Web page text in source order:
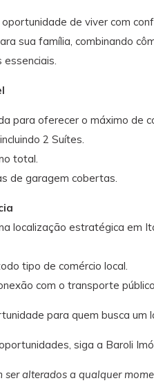
de viver com
sua família, combinando
para oferecer o máximo de
2 Suítes.
total.
de garagem cobertas.
localização estratégica em
tipo de comércio local.
com o transporte
para quem busca um
siga a Baroli
ser alterados a qualquer